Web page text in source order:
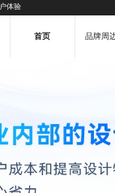
体验
首页 品牌周